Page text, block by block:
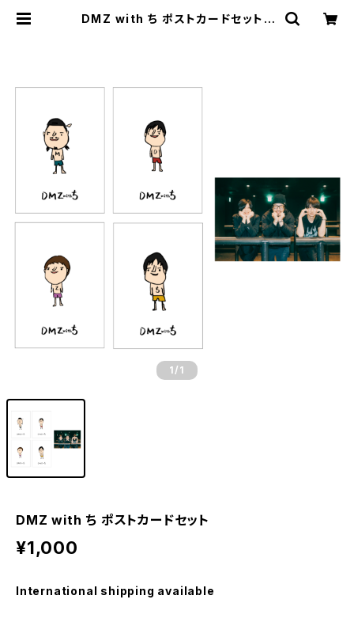
DMZ with ち ポストカードセット |
1 /1
DMZ with ち ポストカードセット
¥1,000
International shipping available